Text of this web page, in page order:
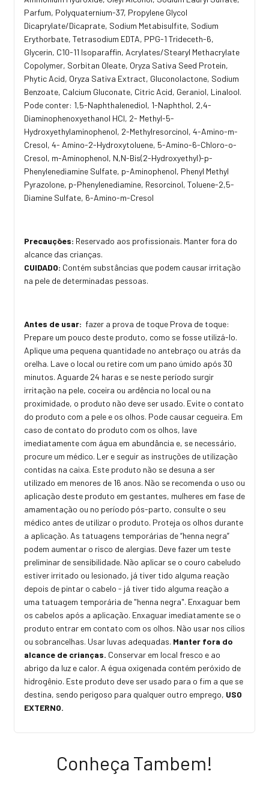
Parfum, Polyquaternium-37, Propylene Glycol
Dicaprylate/Dicaprate, Sodium Metabisulfite, Sodium
Erythorbate, Tetrasodium EDTA, PPG-1 Trideceth-6,
Glycerin, C10-11 Isoparaffin, Acrylates/Stearyl Methacrylate
Copolymer, Sorbitan Oleate, Oryza Sativa Seed Protein,
Phytic Acid, Oryza Sativa Extract, Gluconolactone, Sodium
Benzoate, Calcium Gluconate, Citric Acid, Geraniol, Linalool.
Pode conter: 1,5-Naphthalenediol, 1-Naphthol, 2,4-
Diaminophenoxyethanol HCI, 2- Methyl-5-
Hydroxyethylaminophenol, 2-Methylresorcinol, 4-Amino-m-
Cresol, 4- Amino-2-Hydroxytoluene, 5-Amino-6-Chloro-o-
Cresol, m-Aminophenol, N,N-Bis(2-Hydroxyethyl)-p-
Phenylenediamine Sulfate, p-Aminophenol, Phenyl Methyl
Pyrazolone, p-Phenylenediamine, Resorcinol, Toluene-2,5-
Diamine Sulfate, 6-Amino-m-Cresol
Precauções: Reservado aos profissionais. Manter fora do
alcance das crianças.
CUIDADO: Contém substâncias que podem causar irritação
na pele de determinadas pessoas.
Antes de usar: fazer a prova de toque Prova de toque:
Prepare um pouco deste produto, como se fosse utilizá-lo.
Aplique uma pequena quantidade no antebraço ou atrás da
orelha. Lave o local ou retire com um pano úmido após 30
minutos. Aguarde 24 haras e se neste período surgir
irritação na pele, coceira ou ardência no local ou na
proximidade, o produto não deve ser usado. Evite o contato
do produto com a pele e os olhos. Pode causar cegueira. Em
caso de contato do produto com os olhos, lave
imediatamente com água em abundância e, se necessário,
procure um médico. Ler e seguir as instruções de utilização
contidas na caixa. Este produto não se desuna a ser
utilizado em menores de 16 anos. Não se recomenda o uso ou
aplicação deste produto em gestantes, mulheres em fase de
amamentação ou no período pós-parto, consulte o seu
médico antes de utilizar o produto. Proteja os olhos durante
a aplicação. As tatuagens temporárias de “henna negra”
podem aumentar o risco de alergias. Deve fazer um teste
preliminar de sensibilidade. Não aplicar se o couro cabeludo
estiver irritado ou lesionado, já tiver tido alguma reação
depois de pintar o cabelo - já tiver tido alguma reação a
uma tatuagem temporária de "henna negra". Enxaguar bem
os cabelos após a aplicação. Enxaguar imediatamente se o
produto entrar em contato com os olhos. Não usar nos cílios
ou sobrancelhas. Usar luvas adequadas. Manter fora do
alcance de crianças. Conservar em local fresco e ao
abrigo da luz e calor. A égua oxigenada contém peróxido de
hidrogênio. Este produto deve ser usado para o fim a que se
destina, sendo perigoso para qualquer outro emprego, USO
EXTERNO.
Conheça Tambem!